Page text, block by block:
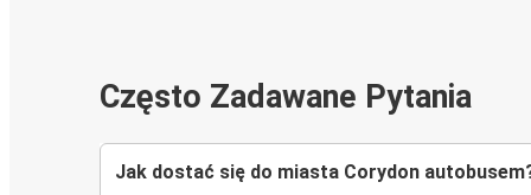
Często Zadawane Pytania
Jak dostać się do miasta Corydon